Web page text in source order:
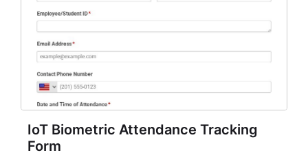
IoT Biometric Attendance Tracking
Form